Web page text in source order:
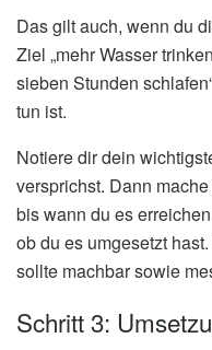
Das gilt auch, wenn du
Ziel „mehr Wasser
sieben Stunden
tun ist.
Notiere dir dein
versprichst. Dann
bis wann du es
ob du es umgesetzt
sollte machbar sowie
Schritt 3: